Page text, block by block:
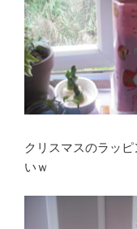
クリスマスのラッ
いｗ